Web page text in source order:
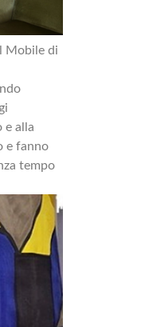
Mobile di
e alla
e fanno
tempo